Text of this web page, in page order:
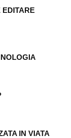
EDITARE
IN VIATA